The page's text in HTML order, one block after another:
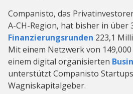
Companisto, das
A-CH-Region, hat bisher in über
Finanzierungsrunden 223,1
Mit einem Netzwerk von
einem digital organisierten
unterstützt Companisto
Wagniskapitalgeber.